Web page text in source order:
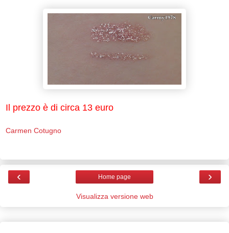
Il prezzo è di circa 13 euro
Carmen Cotugno
‹ ›
Home page
Visualizza versione web